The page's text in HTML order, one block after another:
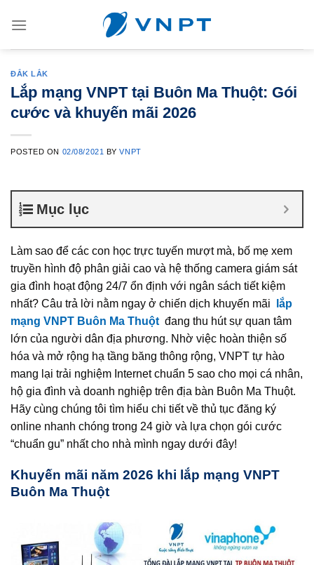
ĐẮK LẮK
Lắp mạng VNPT tại Buôn Ma Thuột: Gói
cước và khuyến mãi 2026
POSTED ON 02/08/2021 BYVNPT
Mục lục
Làm sao để các con học trực tuyến mượt mà, bố mẹ xem
truyền hình độ phân giải cao và hệ thống camera giám sát
gia đình hoạt động 24/7 ổn định với ngân sách tiết kiệm
nhất? Câu trả lời nằm ngay ở chiến dịch khuyến mãi
lắp
mạng VNPT Buôn Ma Thuột đang thu hút sự quan tâm
lớn của người dân địa phương. Nhờ việc hoàn thiện số
hóa và mở rộng hạ tầng băng thông rộng, VNPT tự hào
mang lại trải nghiệm Internet chuẩn 5 sao cho mọi cá nhân,
hộ gia đình và doanh nghiệp trên địa bàn Buôn Ma Thuột.
Hãy cùng chúng tôi tìm hiểu chi tiết về thủ tục đăng ký
online nhanh chóng trong 24 giờ và lựa chọn gói cước
“chuẩn gu” nhất cho nhà mình ngay dưới đây!
Khuyến mãi năm 2026 khi lắp mạng VNPT
Buôn Ma Thuột